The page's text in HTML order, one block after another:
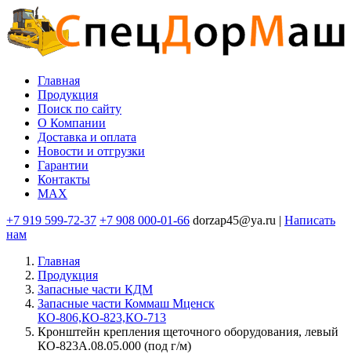
Перейти
к
основному
содержанию
Основная
навигация
Главная
Продукция
Поиск по сайту
O Компании
Доставка и оплата
Новости и отгрузки
Гарантии
Контакты
MAX
+7 919 599-72-37 +7 908 000-01-66 dorzap45@ya.ru | Написать
нам
Главная
Продукция
Запасные части КДМ
Запасные части Коммаш Мценск
КО-806,КО-823,КО-713
Кронштейн крепления щеточного оборудования, левый
КО-823А.08.05.000 (под г/м)